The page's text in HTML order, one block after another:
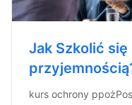
Jak Szkolić
kurs ochrony